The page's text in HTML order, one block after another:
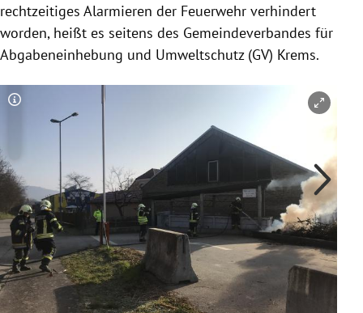
rechtzeitiges Alarmieren der Feuerwehr verhindert
worden, heißt es seitens des Gemeindeverbandes für
Abgabeneinhebung und Umweltschutz (GV) Krems.
Copyright-Hinweis öffnen/schließen